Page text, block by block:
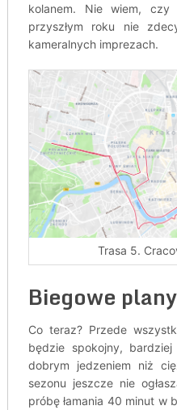
kolanem. Nie wiem,
przyszłym roku nie
kameralnych imprezach.
Trasa 5.
Biegowe
Co teraz? Przede
będzie spokojny,
dobrym jedzeniem niż
sezonu jeszcze nie
próbę łamania 40 minut w